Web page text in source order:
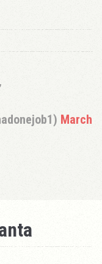
March